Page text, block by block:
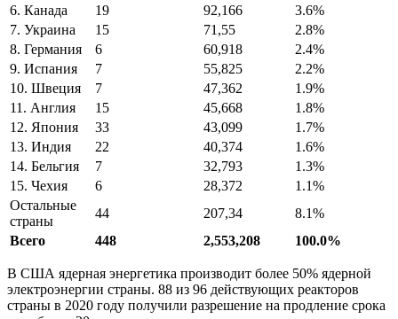
6. Канада
19 92,166
3.6%
7. Украина
15 71,55
2.8%
8. Германия
6 60,918
2.4%
9. Испания
7 55,825
2.2%
10. Швеция
7 47,362
1.9%
11. Англия
15 45,668
1.8%
12. Япония
33 43,099
1.7%
13. Индия
22 40,374
1.6%
14. Бельгия
7 32,793
1.3%
15. Чехия
6 28,372
1.1%
Остальные
страны
44 207,34
8.1%
Всего
448 2,553,208 100.0%
В США ядерная энергетика производит более 50% ядерной
электроэнергии страны. 88 из 96 действующих реакторов
страны в 2020 году получили разрешение на продление срока